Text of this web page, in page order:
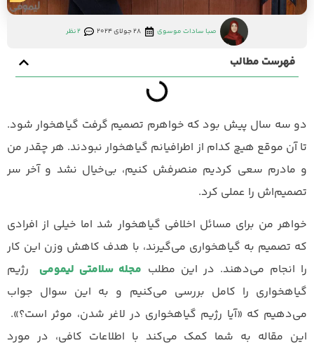
صبا سادات موسوی 28 جولای 2024 2 نظر
فهرست مطالب
دو سه سال پیش بود که خواهرم تصمیم گرفت گیاهخوار شود.
تا آن موقع هیچ کدام از اطرافیانم گیاهخوار نبودند. هر چقدر من
و مادرم سعی کردیم منصرفش کنیم، بی‌خیال نشد و آخر سر
تصمیم‌اش را عملی کرد.
خواهر من برای مسائل اخلافی گیاهخوار شد اما خیلی از افرادی
که تصمیم به گیاهخواری می‌گیرند، با هدف کاهش وزن این کار
را انجام می‌دهند. در این مطلب مجله سلامتی لیمومی
رژیم
گیاهخواری را کامل بررسی می‌کنیم و به این سوال جواب
می‌دهیم که «آیا رژیم گیاهخواری در لاغر شدن، موثر است؟».
این مقاله به شما کمک می‌کند با اطلاعات کافی، در مورد